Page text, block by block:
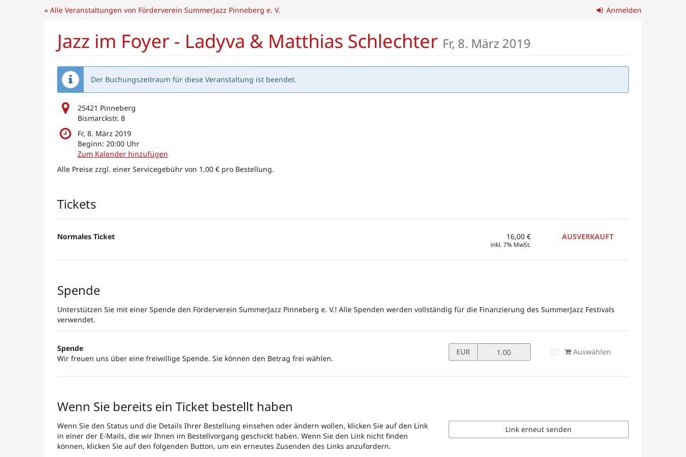
Anmelden
« Alle Veranstaltungen von Förderverein SummerJazz Pinneberg e. V.
Jazz im Foyer - Ladyva & Matthias Schlechter Fr, 8. März 2019
Der Buchungszeitraum für diese Veranstaltung ist beendet.
25421 Pinneberg
Bismarckstr. 8
Fr, 8. März 2019
Beginn: 20:00 Uhr
Zum Kalender hinzufügen
Alle Preise zzgl. einer Servicegebühr von 1,00 € pro Bestellung.
Produkte
Tickets
Normales Ticket 16,00 €
inkl. 7% MwSt.
AUSVERKAUFT
Spende
Unterstützen Sie mit einer Spende den Förderverein SummerJazz Pinneberg e. V.! Alle Spenden werden vollständig für die Finanzierung des SummerJazz Festivals
verwendet.
Spende
Wir freuen uns über eine freiwillige Spende. Sie können den Betrag frei wählen.
Preis
in
für
EUR Auswählen
Wenn Sie bereits ein Ticket bestellt haben
Wenn Sie den Status und die Details Ihrer Bestellung einsehen oder ändern wollen, klicken Sie auf den Link
in einer der E-Mails, die wir Ihnen im Bestellvorgang geschickt haben. Wenn Sie den Link nicht finden
können, klicken Sie auf den folgenden Button, um ein erneutes Zusenden des Links anzufordern.
Link erneut senden